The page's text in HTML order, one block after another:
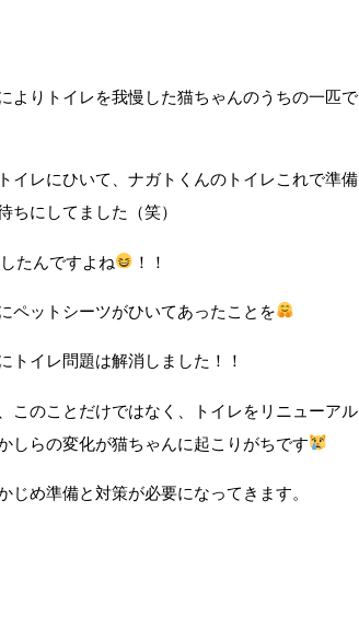
よりトイレを我慢した猫ちゃんのうちの一匹で
イレにひいて、ナガトくんのトイレこれで準備
にしてました（笑）
たんですよね ！！
ペットシーツがひいてあったことを
トイレ問題は解消しました！！
このことだけではなく、トイレをリニューアル
しらの変化が猫ちゃんに起こりがちです
め準備と対策が必要になってきます。